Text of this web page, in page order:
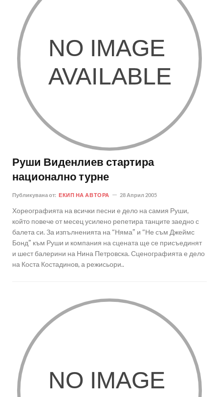
Руши Виденлиев стартира
национално турне
Публикувана от: ЕКИП НА АВТОРА 28 Април 2005
Хореографията на всички песни е дело на самия Руши,
който повече от месец усилено репетира танците заедно с
балета си. За изпълненията на “Няма” и “Не съм Джеймс
Бонд” към Руши и компания на сцената ще се присъединят
и шест балерини на Нина Петровска. Сценографията е дело
на Коста Костадинов, а режисьори..